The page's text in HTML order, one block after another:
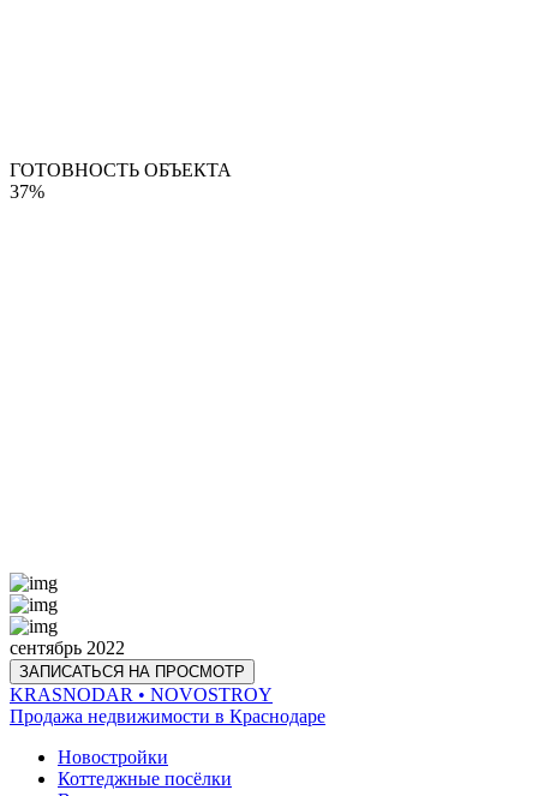
ГОТОВНОСТЬ ОБЪЕКТА
37%
сентябрь 2022
ЗАПИСАТЬСЯ НА ПРОСМОТР
KRASNODAR • NOVOSTROY
Продажа недвижимости в Краснодаре
Новостройки
Коттеджные посёлки